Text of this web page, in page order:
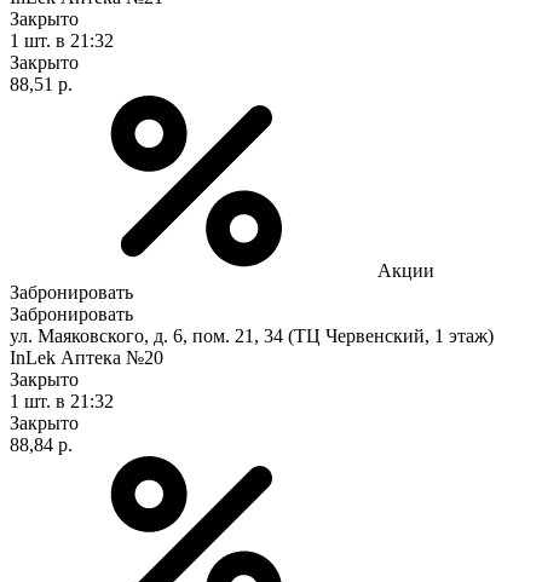
Закрыто
1 шт. в 21:32
Закрыто
88,51 р.
Акции
Забронировать
Забронировать
ул. Маяковского, д. 6, пом. 21, 34 (ТЦ Червенский, 1 этаж)
InLek Аптека №20
Закрыто
1 шт. в 21:32
Закрыто
88,84 р.